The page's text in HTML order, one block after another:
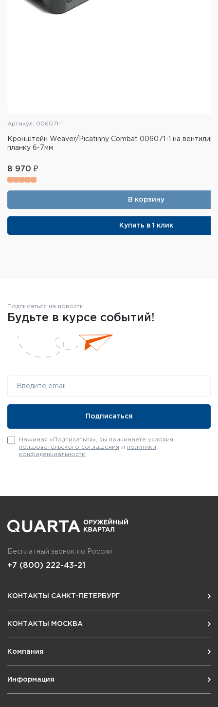
Артикул: 006071-1
Кронштейн Weaver/Picatinny Combat 006071-1 на
планку 6-7мм
8 970 ₽
В корзину
Купить в 1 клик
Подписаться на новости
Будьте в курсе событий!
Нажимая «Подписаться», вы принимаете условия
пользовательского соглашения и политики
конфиденциальности
Бесплатный звонок по России
+7 (800) 222-43-21
КОНТАКТЫ САНКТ-ПЕТЕРБУРГ
КОНТАКТЫ МОСКВА
Компания
Информация